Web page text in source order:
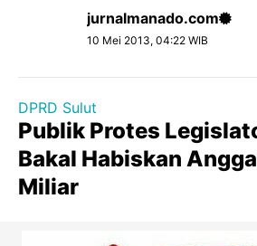
jurnalmanado.com
10 Mei 2013, 04:22 WIB
DPRD Sulut
Publik Protes
Bakal Habiskan
Miliar